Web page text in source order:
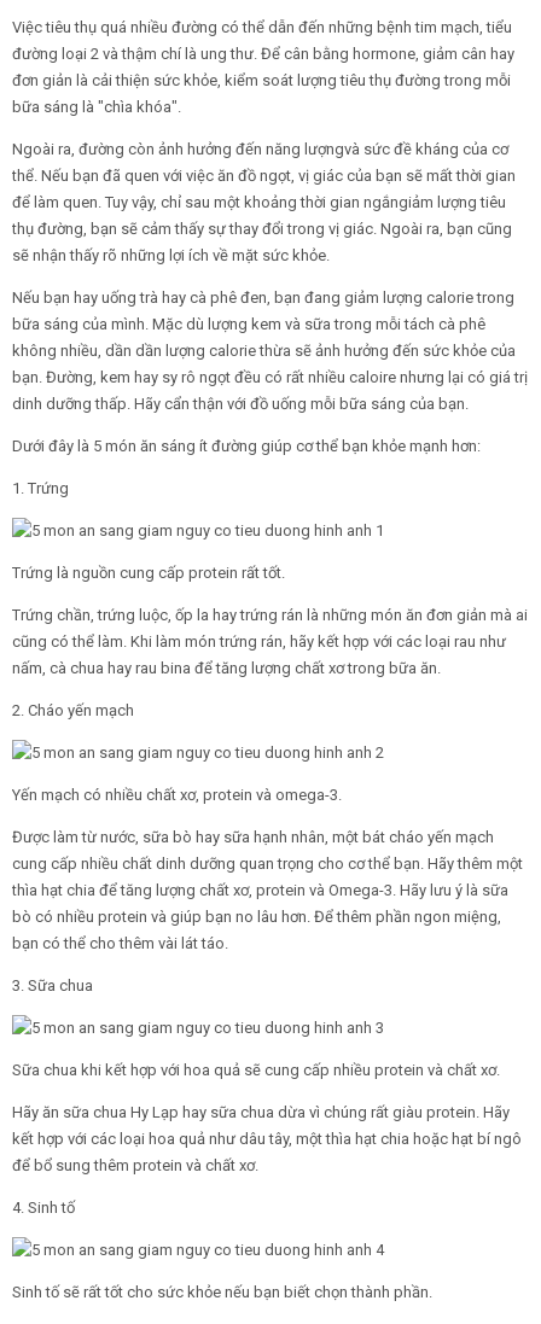
Việc tiêu thụ quá nhiều đường có thể dẫn đến những bệnh tim mạch, tiểu
đường loại 2 và thậm chí là ung thư. Để cân bằng hormone, giảm cân hay
đơn giản là cải thiện sức khỏe, kiểm soát lượng tiêu thụ đường trong mỗi
bữa sáng là "chìa khóa".
Ngoài ra, đường còn ảnh hưởng đến năng lượngvà sức đề kháng của cơ
thể. Nếu bạn đã quen với việc ăn đồ ngọt, vị giác của bạn sẽ mất thời gian
để làm quen. Tuy vậy, chỉ sau một khoảng thời gian ngắngiảm lượng tiêu
thụ đường, bạn sẽ cảm thấy sự thay đổi trong vị giác. Ngoài ra, bạn cũng
sẽ nhận thấy rõ những lợi ích về mặt sức khỏe.
Nếu bạn hay uống trà hay cà phê đen, bạn đang giảm lượng calorie trong
bữa sáng của mình. Mặc dù lượng kem và sữa trong mỗi tách cà phê
không nhiều, dần dần lượng calorie thừa sẽ ảnh hưởng đến sức khỏe của
bạn. Đường, kem hay sy rô ngọt đều có rất nhiều caloire nhưng lại có giá trị
dinh dưỡng thấp. Hãy cẩn thận với đồ uống mỗi bữa sáng của bạn.
Dưới đây là 5 món ăn sáng ít đường giúp cơ thể bạn khỏe mạnh hơn:
1. Trứng
Trứng là nguồn cung cấp protein rất tốt.
Trứng chần, trứng luộc, ốp la hay trứng rán là những món ăn đơn giản mà ai
cũng có thể làm. Khi làm món trứng rán, hãy kết hợp với các loại rau như
nấm, cà chua hay rau bina để tăng lượng chất xơ trong bữa ăn.
2. Cháo yến mạch
Yến mạch có nhiều chất xơ, protein và omega-3.
Được làm từ nước, sữa bò hay sữa hạnh nhân, một bát cháo yến mạch
cung cấp nhiều chất dinh dưỡng quan trọng cho cơ thể bạn. Hãy thêm một
thìa hạt chia để tăng lượng chất xơ, protein và Omega-3. Hãy lưu ý là sữa
bò có nhiều protein và giúp bạn no lâu hơn. Để thêm phần ngon miệng,
bạn có thể cho thêm vài lát táo.
3. Sữa chua
Sữa chua khi kết hợp với hoa quả sẽ cung cấp nhiều protein và chất xơ.
Hãy ăn sữa chua Hy Lạp hay sữa chua dừa vì chúng rất giàu protein. Hãy
kết hợp với các loại hoa quả như dâu tây, một thìa hạt chia hoặc hạt bí ngô
để bổ sung thêm protein và chất xơ.
4. Sinh tố
Sinh tố sẽ rất tốt cho sức khỏe nếu bạn biết chọn thành phần.